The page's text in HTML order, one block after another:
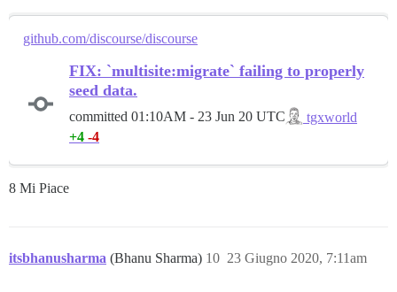
github.com/discourse/discourse
FIX: `multisite:migrate` failing to properly
seed data.
committed 01:10AM - 23 Jun 20 UTC
tgxworld
+4 -4
8 Mi Piace
itsbhanusharma (Bhanu Sharma) 23 Giugno 2020, 7:11am
10